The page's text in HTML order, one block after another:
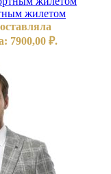
жилетом
7900,00 ₽.